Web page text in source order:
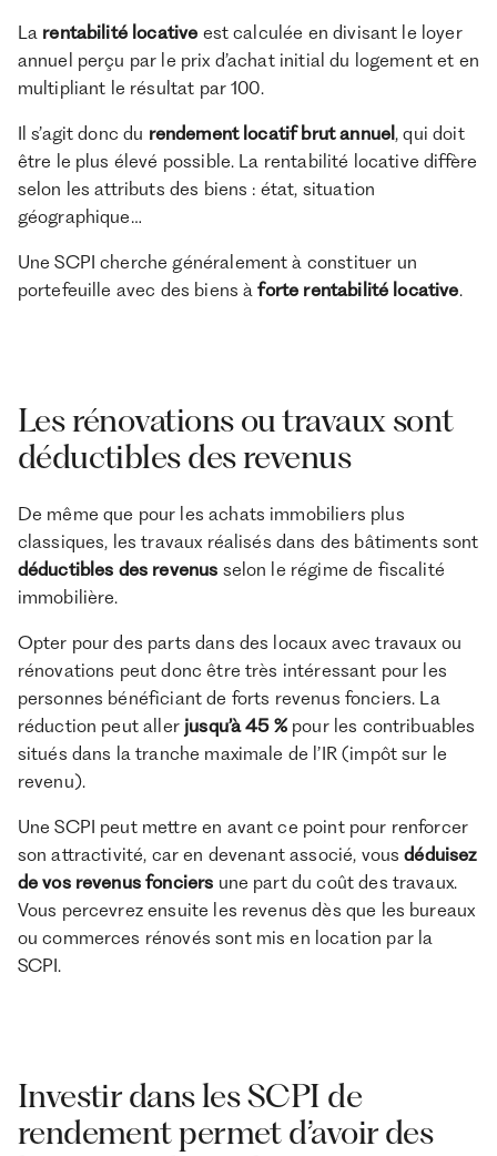
La rentabilité locative est calculée en divisant le loyer
annuel perçu par le prix d’achat initial du logement et en
multipliant le résultat par 100.
Il s’agit donc du rendement locatif brut annuel, qui doit
être le plus élevé possible. La rentabilité locative diffère
selon les attributs des biens : état, situation
géographique…
Une SCPI cherche généralement à constituer un
portefeuille avec des biens àforte rentabilité locative.
Les rénovations ou travaux sont
déductibles des revenus
De même que pour les achats immobiliers plus
classiques, les travaux réalisés dans des bâtiments sont
déductibles des revenus selon le régime de fiscalité
immobilière.
Opter pour des parts dans des locaux avec travaux ou
rénovations peut donc être très intéressant pour les
personnes bénéficiant de forts revenus fonciers. La
réduction peut aller jusqu’à 45 %pour les contribuables
situés dans la tranche maximale de l’IR (impôt sur le
revenu).
Une SCPI peut mettre en avant ce point pour renforcer
son attractivité, car en devenant associé, vousdéduisez
de vos revenus fonciers une part du coût des travaux.
Vous percevrez ensuite les revenus dès que les bureaux
ou commerces rénovés sont mis en location par la
SCPI.
Investir dans les SCPI de
rendement permet d’avoir des